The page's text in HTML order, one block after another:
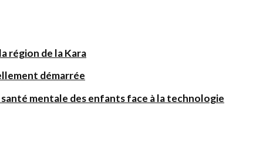
région de la Kara
démarrée
mentale des enfants face à la technologie